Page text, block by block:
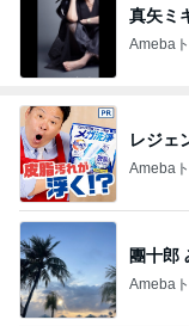
真矢ミ
Ameba
レジェ
Ameba
團十郎
Ameba